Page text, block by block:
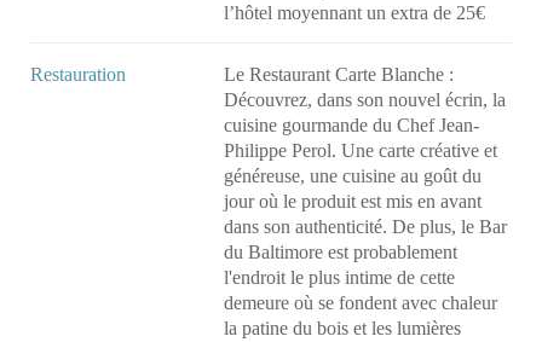
l’hôtel moyennant un extra de 25€
Restauration
Le Restaurant Carte Blanche :
Découvrez, dans son nouvel écrin, la
cuisine gourmande du Chef Jean-
Philippe Perol. Une carte créative et
généreuse, une cuisine au goût du
jour où le produit est mis en avant
dans son authenticité. De plus, le Bar
du Baltimore est probablement
l'endroit le plus intime de cette
demeure où se fondent avec chaleur
la patine du bois et les lumières